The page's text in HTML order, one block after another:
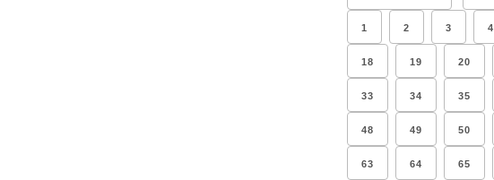
1 2 3 4
18 19 20
33 34 35
48 49 50
63 64 65